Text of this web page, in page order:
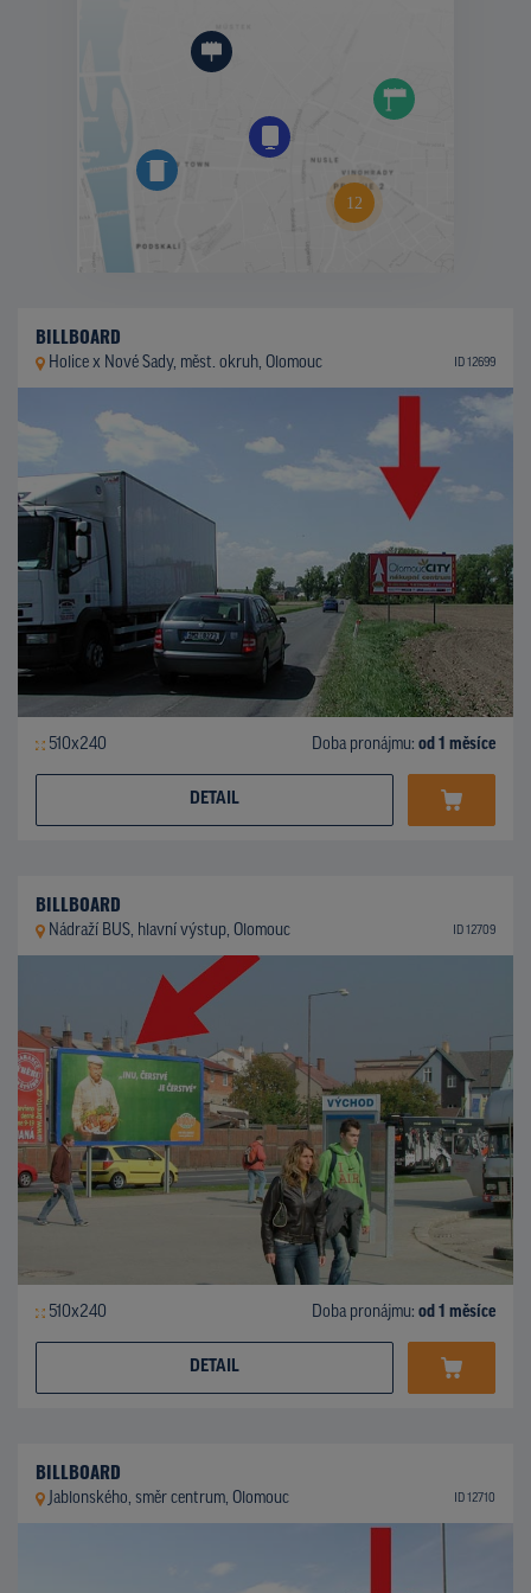
BILLBOARD
Holice x Nové Sady, měst. okruh, Olomouc ID 12699
510x240 Doba pronájmu: od 1 měsíce
DETAIL
BILLBOARD
Nádraží BUS, hlavní výstup, Olomouc ID 12709
510x240 Doba pronájmu: od 1 měsíce
DETAIL
BILLBOARD
Jablonského, směr centrum, Olomouc ID 12710